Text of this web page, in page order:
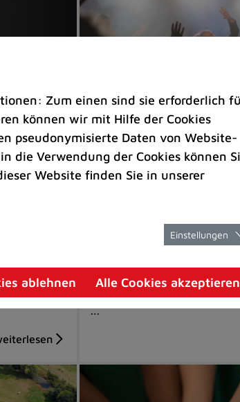
Veranstaltungen
„Manege Madness“
Internationale Rock-
und starke Acts aus der
am 17. Oktober in Lintorf
…
Zum einen sind sie erforderlich
können wir mit Hilfe der Cookies
pseudonymisierte Daten von Website-
die Verwendung der Cookies können
Website finden Sie in unserer
Einstellungen
ablehnen Alle Cookies akzeptieren